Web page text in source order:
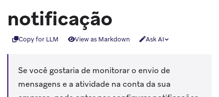
notificação
Copy for LLM View as Markdown Ask AI
Se você gostaria de monitorar o envio de
mensagens e a atividade na conta da sua